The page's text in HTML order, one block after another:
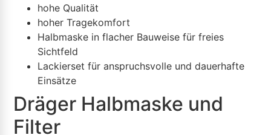
hohe Qualität
hoher Tragekomfort
Halbmaske in flacher Bauweise für freies
Sichtfeld
Lackierset für anspruchsvolle und dauerhafte
Einsätze
Dräger Halbmaske und
Filter